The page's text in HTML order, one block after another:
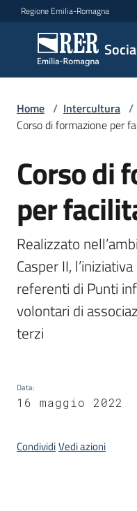
Vai al contenuto
Vai alla navigazione
Vai al footer
Regione Emilia-Romagna
Sociale
Argomenti
Novità
Servizi
Leggi
Atti
Bandi
Piani
su
Home / Intercultura /
Corso di formazione per
Salta al contenuto
Corso di
per
Realizzato
Casper II,
referenti di Punti
volontari di
terzi
Data:
16 maggio 2022
CondividiVedi azioni